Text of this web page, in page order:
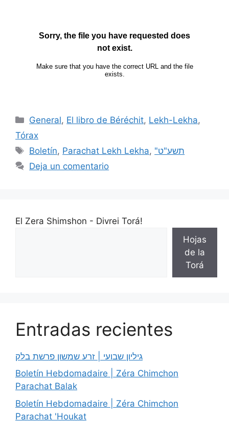
General, El libro de Béréchit, Lekh-Lekha,
Tórax
Boletín, Parachat Lekh Lekha,
"תשע"ט
Deja un comentario
El Zera Shimshon - Divrei Torá!
Hojas
de la
Torá
Entradas recientes
גיליון שבועי | זרע שמשון פרשת בלק
Boletín Hebdomadaire | Zéra Chimchon
Parachat Balak
Boletín Hebdomadaire | Zéra Chimchon
Parachat 'Houkat